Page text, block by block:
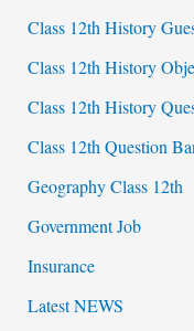
Class 12th History
Class 12th History
Class 12th History
Class 12th Question
Geography Class 12th
Government Job
Insurance
Latest NEWS